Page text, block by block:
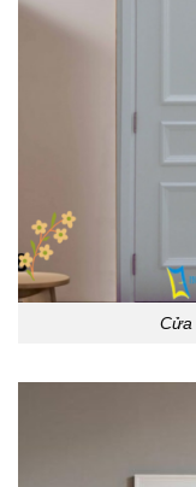
Cửa